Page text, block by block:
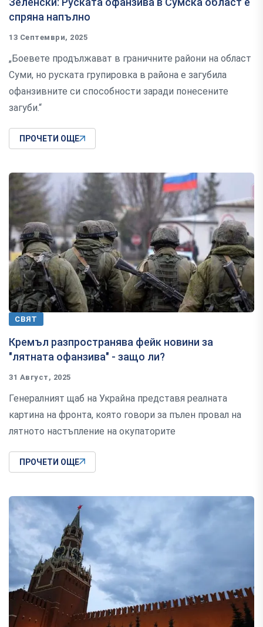
спряна напълно
13 Септември, 2025
„Боевете продължават в граничните райони на област
Суми, но руската групировка в района е загубила
офанзивните си способности заради понесените
загуби.“
ПРОЧЕТИ ОЩЕ
СВЯТ
Кремъл разпространява фейк новини за
"лятната офанзива" - защо ли?
31 Август, 2025
Генералният щаб на Украйна представя реалната
картина на фронта, която говори за пълен провал на
лятното настъпление на окупаторите
ПРОЧЕТИ ОЩЕ